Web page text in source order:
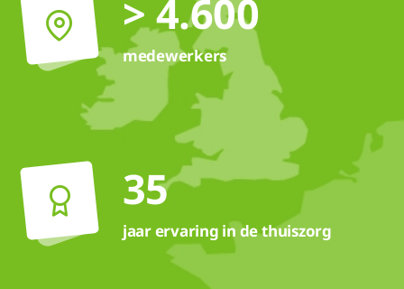
> 4.600
medewerkers
35
jaar ervaring in de thuiszorg